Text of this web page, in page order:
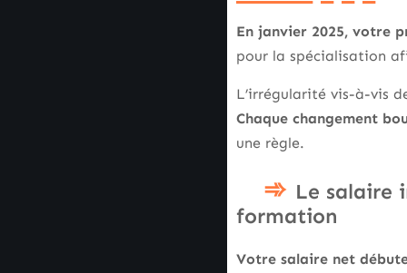
En janvier 2025, votre
pour la spécialisation
L’irrégularité vis-à-vis
Chaque changement
une règle.
Le salaire
formation
Votre salaire net